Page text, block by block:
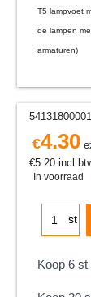
T5 lampvoet
de lampen
armaturen)
€4.30
€5.20
In voorraad
st
Koop 6 st